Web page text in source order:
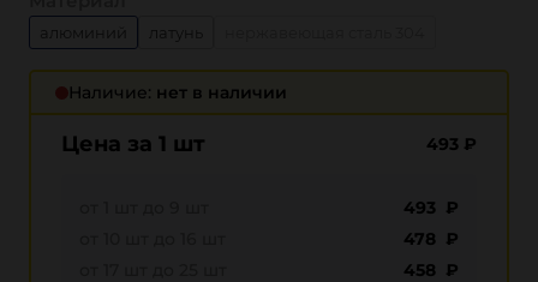
Наличие: нет в наличии
Цена за 1 шт 493 ₽
493 ₽
478 ₽
458 ₽
нержавеющая сталь 316
полипропилен